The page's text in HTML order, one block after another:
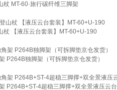
MT-60·旅行碳纤维三脚架
杖 【液压云台套装】MT-60+U-190
P264B独脚架（可拆脚垫京仓发货）
P264B+ST-4超稳三脚撑+双全景液压云台